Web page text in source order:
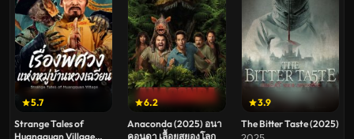
5.7
Strange Tales of
Huangquan Village
6.2
Anaconda (2025) อนา
คอนดา เลื้อยสยองโลก
3.9
The Bitter Taste (2025)